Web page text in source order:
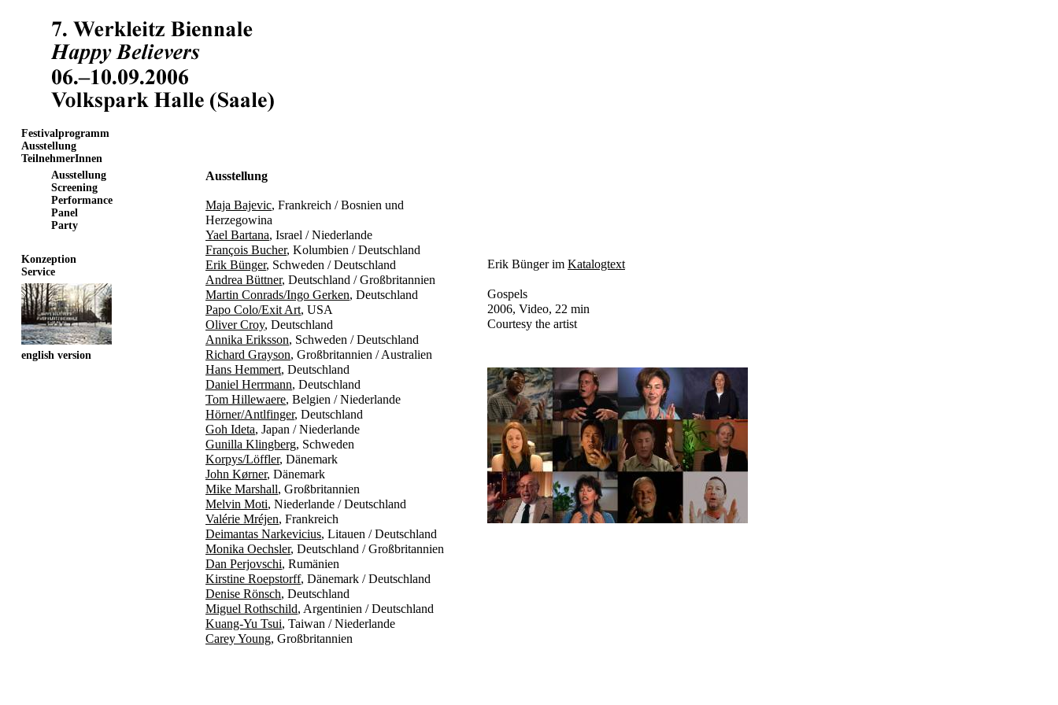
Festivalprogramm
Ausstellung
TeilnehmerInnen
Ausstellung
Screening
Performance
Panel
Party
Konzeption
Service
english version
Ausstellung
Maja Bajevic, Frankreich / Bosnien und
Herzegowina
Yael Bartana, Israel / Niederlande
François Bucher, Kolumbien / Deutschland
Erik Bünger, Schweden / Deutschland
Andrea Büttner, Deutschland / Großbritannien
Martin Conrads/Ingo Gerken, Deutschland
Papo Colo/Exit Art, USA
Oliver Croy, Deutschland
Annika Eriksson, Schweden / Deutschland
Richard Grayson, Großbritannien / Australien
Hans Hemmert, Deutschland
Daniel Herrmann, Deutschland
Tom Hillewaere, Belgien / Niederlande
Hörner/Antlfinger, Deutschland
Goh Ideta, Japan / Niederlande
Gunilla Klingberg, Schweden
Korpys/Löffler, Dänemark
John Kørner, Dänemark
Mike Marshall, Großbritannien
Melvin Moti, Niederlande / Deutschland
Valérie Mréjen, Frankreich
Deimantas Narkevicius, Litauen / Deutschland
Monika Oechsler, Deutschland / Großbritannien
Dan Perjovschi, Rumänien
Kirstine Roepstorff, Dänemark / Deutschland
Denise Rönsch, Deutschland
Miguel Rothschild, Argentinien / Deutschland
Kuang-Yu Tsui, Taiwan / Niederlande
Carey Young, Großbritannien
Erik Bünger im Katalogtext
Gospels
2006, Video, 22 min
Courtesy the artist